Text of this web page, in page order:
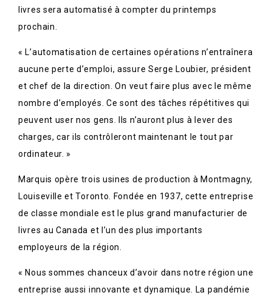
livres sera automatisé à compter du printemps
prochain.
« L’automatisation de certaines opérations n’entraînera
aucune perte d’emploi, assure Serge Loubier, président
et chef de la direction. On veut faire plus avec le même
nombre d’employés. Ce sont des tâches répétitives qui
peuvent user nos gens. Ils n’auront plus à lever des
charges, car ils contrôleront maintenant le tout par
ordinateur. »
Marquis opère trois usines de production à Montmagny,
Louiseville et Toronto. Fondée en 1937, cette entreprise
de classe mondiale est le plus grand manufacturier de
livres au Canada et l’un des plus importants
employeurs de la région.
« Nous sommes chanceux d’avoir dans notre région une
entreprise aussi innovante et dynamique. La pandémie